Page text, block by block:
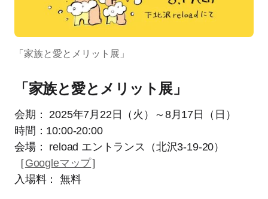
「家族と愛とメリット展」
「家族と愛とメリット展」
会期： 2025年7月22日（火）～8月17日（日）
時間：10:00-20:00
会場： reload エントランス（北沢3-19-20）
［Googleマップ］
入場料： 無料